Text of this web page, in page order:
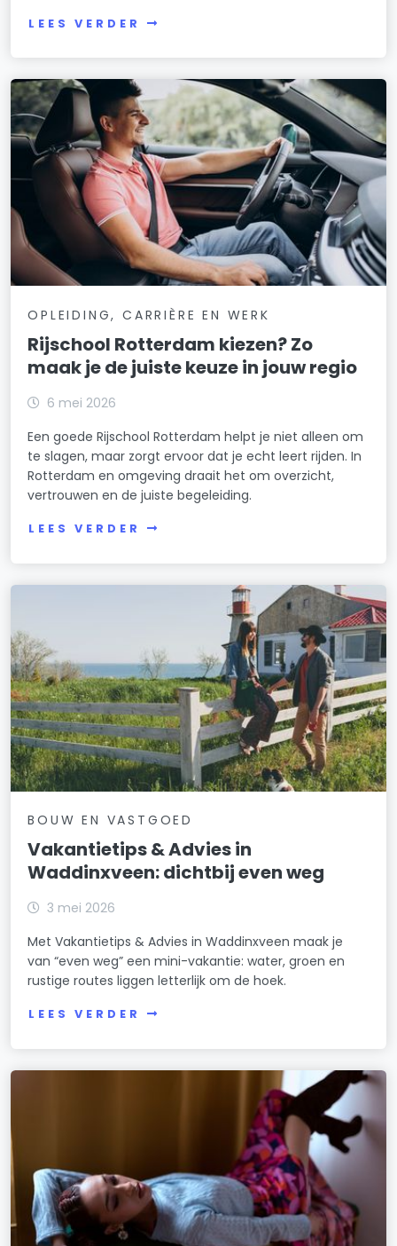
LEES VERDER
OPLEIDING, CARRIÈRE EN WERK
Rijschool Rotterdam kiezen? Zo
maak je de juiste keuze in jouw regio
6 mei 2026
Een goede Rijschool Rotterdam helpt je niet alleen om
te slagen, maar zorgt ervoor dat je echt leert rijden. In
Rotterdam en omgeving draait het om overzicht,
vertrouwen en de juiste begeleiding.
LEES VERDER
BOUW EN VASTGOED
Vakantietips & Advies in
Waddinxveen: dichtbij even weg
3 mei 2026
Met Vakantietips & Advies in Waddinxveen maak je
van “even weg” een mini-vakantie: water, groen en
rustige routes liggen letterlijk om de hoek.
LEES VERDER